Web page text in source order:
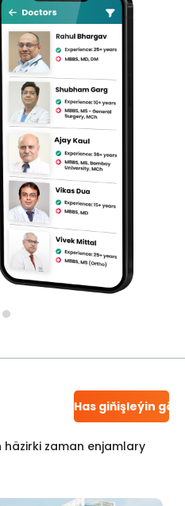
Has giňişleýin gör
zaman enjamlary